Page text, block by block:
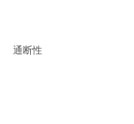
通断性